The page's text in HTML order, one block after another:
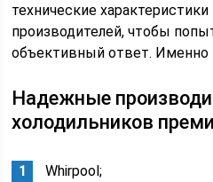
технические
производителей, чтобы
объективный ответ. Именно
Надежные
холодильников
Whirpool;